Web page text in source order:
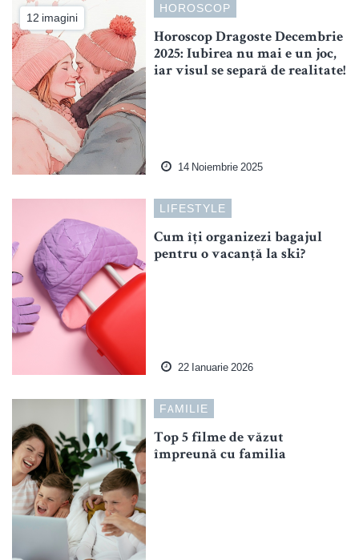
12 imagini
HOROSCOP
Horoscop Dragoste Decembrie
2025: Iubirea nu mai e un joc,
iar visul se separă de realitate!
14 Noiembrie 2025
LIFESTYLE
Cum îți organizezi bagajul
pentru o vacanță la ski?
22 Ianuarie 2026
FAMILIE
Top 5 filme de văzut
împreună cu familia